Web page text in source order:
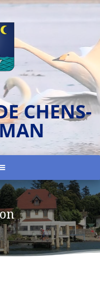
CHENS-